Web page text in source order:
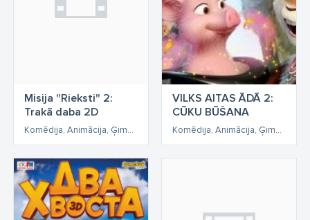
Misija "Rieksti" 2:
Trakā daba 2D
Komēdija, Animācija, Ģimenes, Piedzīvojumu
VILKS AITAS ĀDĀ 2:
CŪKU BŪŠANA
Komēdija, Animācija, Ģimenes, Piedzīvojumu